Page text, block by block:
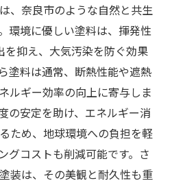
、奈良市のような自然と共生
環境に優しい塗料は、揮発性
を抑え、大気汚染を防ぐ効果
塗料は通常、断熱性能や遮熱
ルギー効率の向上に寄与しま
の安定を助け、エネルギー消
ため、地球環境への負担を軽
グコストも削減可能です。さ
装は、その美観と耐久性も重